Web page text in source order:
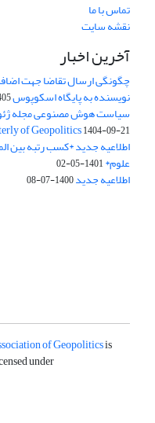
تماس با ما
نقشه سایت
آخرین اخبار
چگونگی ارسال تقاضا جهت
نویسنده به پایگاه اسکوپوس27
سیاست هوش مصنوعی مجله
of Geopolitics1404-09-21
اطلاعیه جدید *کسب رتبه بین
علوم*1401-05-02
اطلاعیه جدید1400-07-08
of Geopoliticsis
under